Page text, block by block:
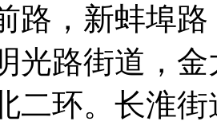
路，新蚌埠
光路街道，
二环。长淮